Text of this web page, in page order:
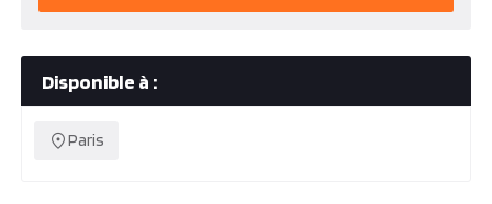
Disponible à :
Paris